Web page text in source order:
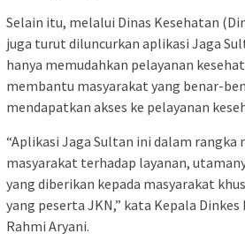
Selain itu, melalui Dinas Kesehatan
juga turut diluncurkan aplikasi Jaga
hanya memudahkan pelayanan
membantu masyarakat yang benar-
mendapatkan akses ke pelayanan
“Aplikasi Jaga Sultan ini dalam rangka
masyarakat terhadap layanan,
yang diberikan kepada masyarakat
yang peserta JKN,” kata Kepala
Rahmi Aryani.